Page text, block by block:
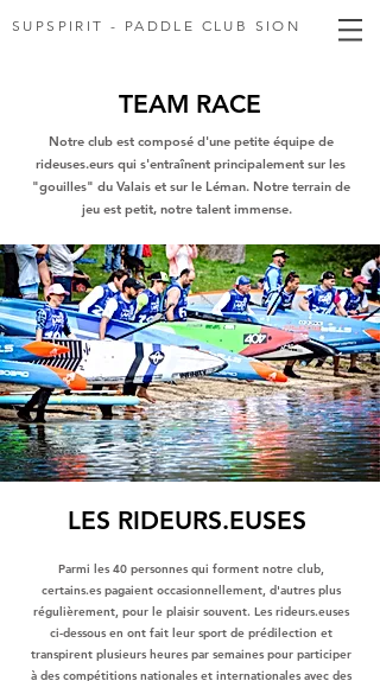
SUPSPIRIT - PADDLE CLUB SION
TEAM RACE
Notre club est composé d'une petite équipe de
rideuses.eurs qui s'entraînent principalement sur les
"gouilles" du Valais et sur le Léman. Notre terrain de
jeu est petit, notre talent immense.
LES RIDEURS.EUSES
Parmi les 40 personnes qui forment notre club,
certains.es pagaient occasionnellement, d'autres plus
régulièrement, pour le plaisir souvent. Les rideurs.euses
ci-dessous en ont fait leur sport de prédilection et
transpirent plusieurs heures par semaines pour participer
à des compétitions nationales et internationales avec des